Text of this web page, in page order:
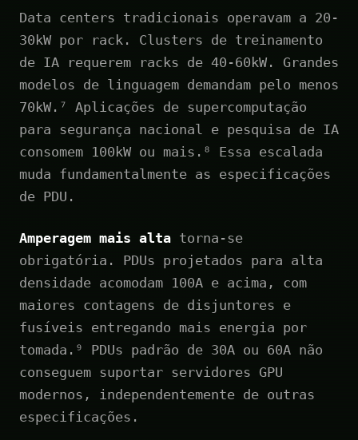
Data centers tradicionais operavam a 20-
30kW por rack. Clusters de treinamento
de IA requerem racks de 40-60kW. Grandes
modelos de linguagem demandam pelo menos
70kW.⁷ Aplicações de supercomputação
para segurança nacional e pesquisa de IA
consomem 100kW ou mais.⁸ Essa escalada
muda fundamentalmente as especificações
de PDU.
Amperagem mais alta torna-se
obrigatória. PDUs projetados para alta
densidade acomodam 100A e acima, com
maiores contagens de disjuntores e
fusíveis entregando mais energia por
tomada.⁹ PDUs padrão de 30A ou 60A não
conseguem suportar servidores GPU
modernos, independentemente de outras
especificações.